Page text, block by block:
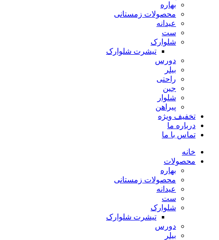
بهاره
محصولات زمستانی
عیدانه
ست
شلوارک
تیشرت شلوارک
دورس
بیلر
راحتی
جین
شلوار
پیراهن
تخفیف ویژه
درباره ما
تماس با ما
خانه
محصولات
بهاره
محصولات زمستانی
عیدانه
ست
شلوارک
تیشرت شلوارک
دورس
بیلر